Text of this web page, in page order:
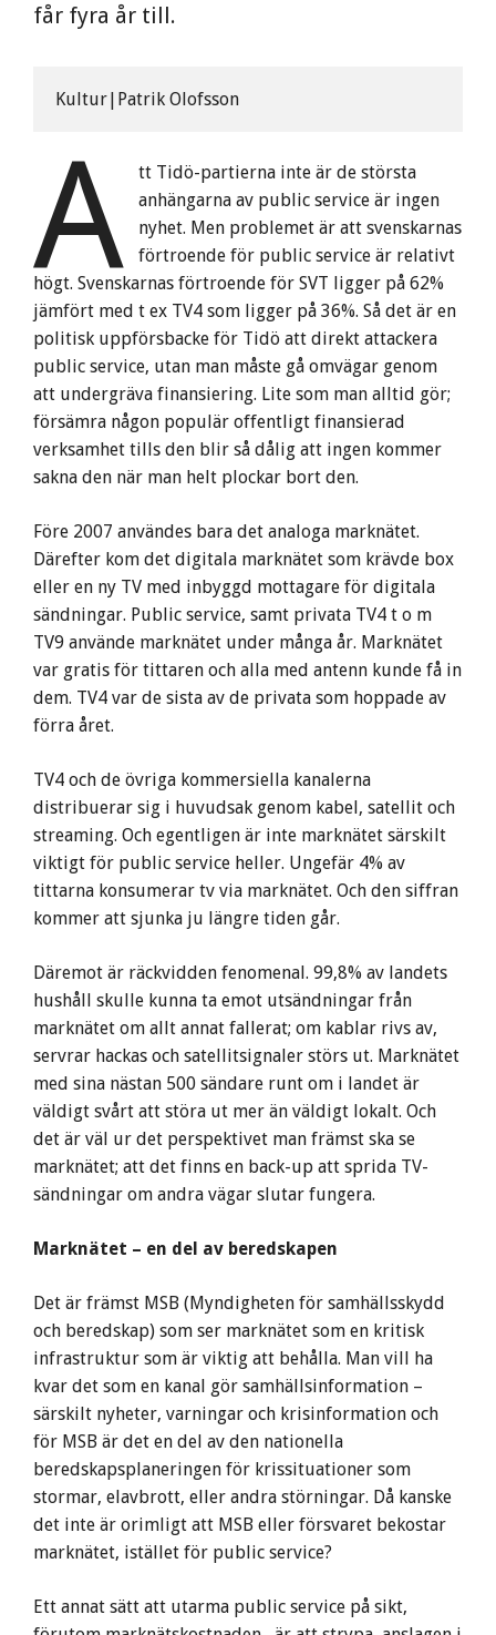
får fyra år till.
Kultur|Patrik Olofsson
A
tt Tidö-partierna inte är de största
anhängarna av public service är ingen
nyhet. Men problemet är att svenskarnas
förtroende för public service är relativt
högt. Svenskarnas förtroende för SVT ligger på 62%
jämfört med t ex TV4 som ligger på 36%. Så det är en
politisk uppförsbacke för Tidö att direkt attackera
public service, utan man måste gå omvägar genom
att undergräva finansiering. Lite som man alltid gör;
försämra någon populär offentligt finansierad
verksamhet tills den blir så dålig att ingen kommer
sakna den när man helt plockar bort den.
Före 2007 användes bara det analoga marknätet.
Därefter kom det digitala marknätet som krävde box
eller en ny TV med inbyggd mottagare för digitala
sändningar. Public service, samt privata TV4 t o m
TV9 använde marknätet under många år. Marknätet
var gratis för tittaren och alla med antenn kunde få in
dem. TV4 var de sista av de privata som hoppade av
förra året.
TV4 och de övriga kommersiella kanalerna
distribuerar sig i huvudsak genom kabel, satellit och
streaming. Och egentligen är inte marknätet särskilt
viktigt för public service heller. Ungefär 4% av
tittarna konsumerar tv via marknätet. Och den siffran
kommer att sjunka ju längre tiden går.
Däremot är räckvidden fenomenal. 99,8% av landets
hushåll skulle kunna ta emot utsändningar från
marknätet om allt annat fallerat; om kablar rivs av,
servrar hackas och satellitsignaler störs ut. Marknätet
med sina nästan 500 sändare runt om i landet är
väldigt svårt att störa ut mer än väldigt lokalt. Och
det är väl ur det perspektivet man främst ska se
marknätet; att det finns en back-up att sprida TV-
sändningar om andra vägar slutar fungera.
Marknätet – en del av beredskapen
Det är främst MSB (Myndigheten för samhällsskydd
och beredskap) som ser marknätet som en kritisk
infrastruktur som är viktig att behålla. Man vill ha
kvar det som en kanal gör samhällsinformation –
särskilt nyheter, varningar och krisinformation och
för MSB är det en del av den nationella
beredskapsplaneringen för krissituationer som
stormar, elavbrott, eller andra störningar. Då kanske
det inte är orimligt att MSB eller försvaret bekostar
marknätet, istället för public service?
Ett annat sätt att utarma public service på sikt,